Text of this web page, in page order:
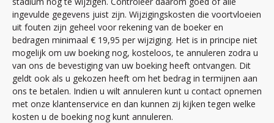
ingevulde gegevens juist zijn. Wijzigingskosten die voortvloeien
uit fouten zijn geheel voor rekening van de boeker en
bedragen minimaal € 19,95 per wijziging. Het is in principe niet
mogelijk om uw boeking nog, kosteloos, te annuleren zodra u
van ons de bevestiging van uw boeking heeft ontvangen. Dit
geldt ook als u gekozen heeft om het bedrag in termijnen aan
ons te betalen. Indien u wilt annuleren kunt u contact opnemen
met onze klantenservice en dan kunnen zij kijken tegen welke
kosten u de boeking nog kunt annuleren.